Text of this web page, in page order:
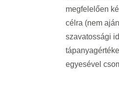
megfelelően
célra (nem
szavatossági
egyesével